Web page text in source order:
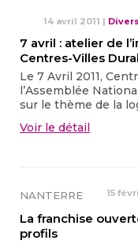
14 avril 2011 |
7 avril : atelier de
Centres-Villes
Le 7 Avril 2011,
l’Assemblée
sur le thème de la
Voir le détail
NANTERRE 15
La franchise
profils